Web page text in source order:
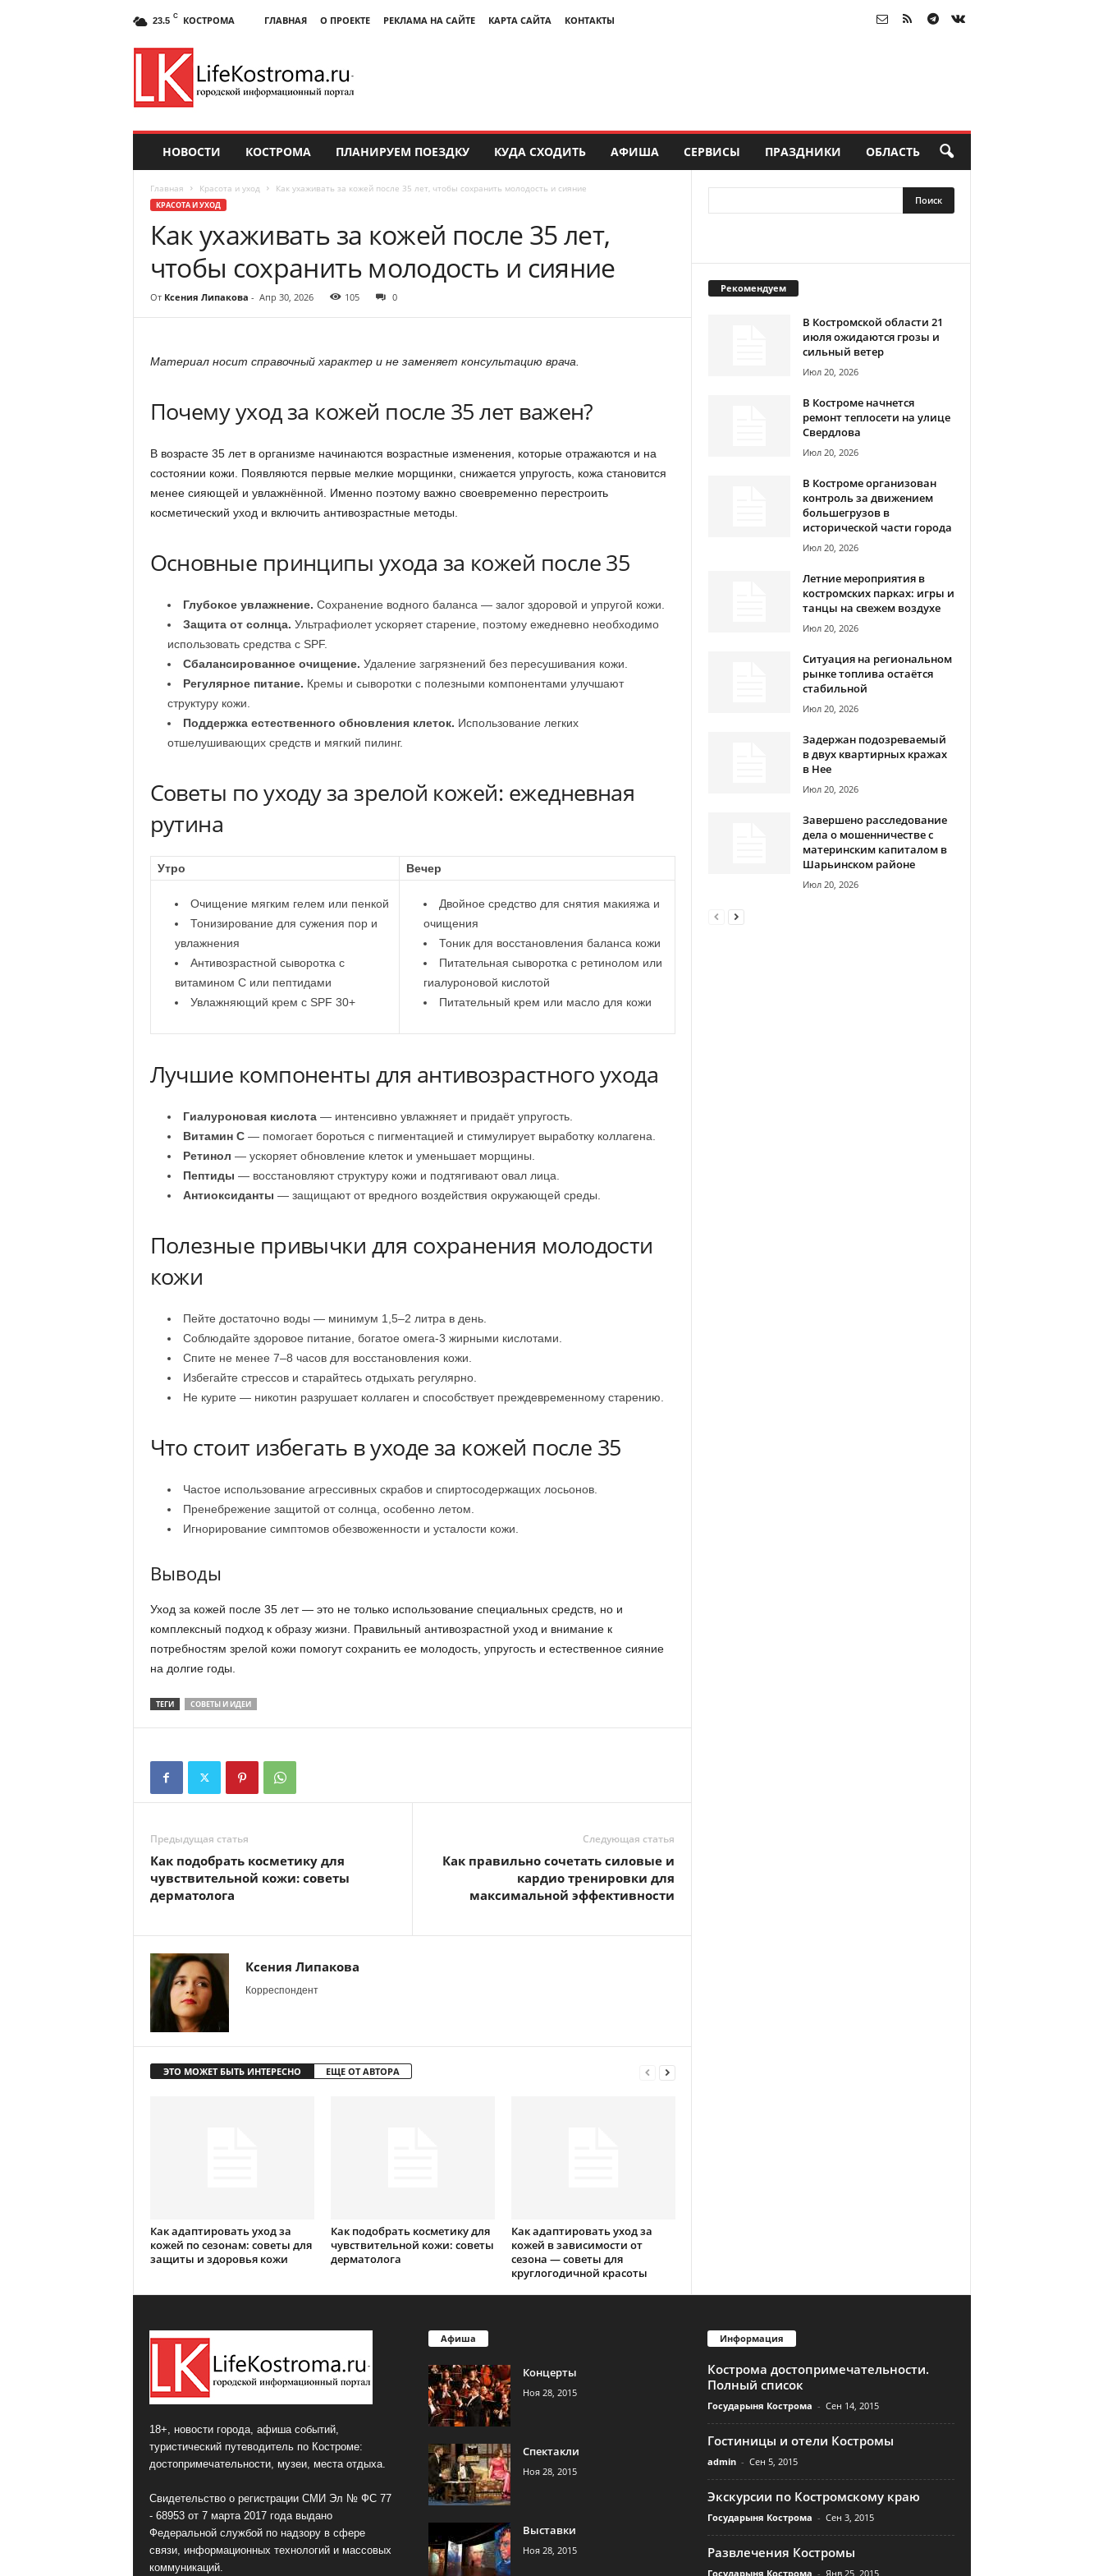
23.5 C КОСТРОМА ГЛАВНАЯ О ПРОЕКТЕ РЕКЛАМА НА САЙТЕ КАРТА САЙТА КОНТАКТЫ
НОВОСТИ КОСТРОМА ПЛАНИРУЕМ ПОЕЗДКУ КУДА СХОДИТЬ АФИША СЕРВИСЫ ПРАЗДНИКИ ОБЛАСТЬ
Главная Красота и уход Как ухаживать за кожей после 35 лет, чтобы сохранить молодость и сияние
КРАСОТА И УХОД
Как ухаживать за кожей после 35 лет,
чтобы сохранить молодость и сияние
От Ксения Липакова - Апр 30, 2026 105 0
Материал носит справочный характер и не заменяет консультацию врача.
Почему уход за кожей после 35 лет важен?
В возрасте 35 лет в организме начинаются возрастные изменения, которые отражаются и на
состоянии кожи. Появляются первые мелкие морщинки, снижается упругость, кожа становится
менее сияющей и увлажнённой. Именно поэтому важно своевременно перестроить
косметический уход и включить антивозрастные методы.
Основные принципы ухода за кожей после 35
Глубокое увлажнение. Сохранение водного баланса — залог здоровой и упругой кожи.
Защита от солнца. Ультрафиолет ускоряет старение, поэтому ежедневно необходимо
использовать средства с SPF.
Сбалансированное очищение. Удаление загрязнений без пересушивания кожи.
Регулярное питание. Кремы и сыворотки с полезными компонентами улучшают
структуру кожи.
Поддержка естественного обновления клеток. Использование легких
отшелушивающих средств и мягкий пилинг.
Советы по уходу за зрелой кожей: ежедневная
рутина
Утро Вечер
Очищение мягким гелем или пенкой
Тонизирование для сужения пор и
увлажнения
Антивозрастной сыворотка с
витамином C или пептидами
Увлажняющий крем с SPF 30+
Двойное средство для снятия макияжа и
очищения
Тоник для восстановления баланса кожи
Питательная сыворотка с ретинолом или
гиалуроновой кислотой
Питательный крем или масло для кожи
Лучшие компоненты для антивозрастного ухода
Гиалуроновая кислота— интенсивно увлажняет и придаёт упругость.
Витамин C— помогает бороться с пигментацией и стимулирует выработку коллагена.
Ретинол — ускоряет обновление клеток и уменьшает морщины.
Пептиды — восстановляют структуру кожи и подтягивают овал лица.
Антиоксиданты — защищают от вредного воздействия окружающей среды.
Полезные привычки для сохранения молодости
кожи
Пейте достаточно воды — минимум 1,5–2 литра в день.
Соблюдайте здоровое питание, богатое омега-3 жирными кислотами.
Спите не менее 7–8 часов для восстановления кожи.
Избегайте стрессов и старайтесь отдыхать регулярно.
Не курите — никотин разрушает коллаген и способствует преждевременному старению.
Что стоит избегать в уходе за кожей после 35
Частое использование агрессивных скрабов и спиртосодержащих лосьонов.
Пренебрежение защитой от солнца, особенно летом.
Игнорирование симптомов обезвоженности и усталости кожи.
Выводы
Уход за кожей после 35 лет — это не только использование специальных средств, но и
комплексный подход к образу жизни. Правильный антивозрастной уход и внимание к
потребностям зрелой кожи помогут сохранить ее молодость, упругость и естественное сияние
на долгие годы.
ТЕГИ СОВЕТЫ И ИДЕИ
Предыдущая статья
Как подобрать косметику для
чувствительной кожи: советы
дерматолога
Следующая статья
Как правильно сочетать силовые и
кардио тренировки для
максимальной эффективности
Ксения Липакова
Корреспондент
ЭТО МОЖЕТ БЫТЬ ИНТЕРЕСНО ЕЩЕ ОТ АВТОРА
Как адаптировать уход за
кожей по сезонам: советы для
защиты и здоровья кожи
Как подобрать косметику для
чувствительной кожи: советы
дерматолога
Как адаптировать уход за
кожей в зависимости от
сезона — советы для
круглогодичной красоты
Рекомендуем
В Костромской области 21
июля ожидаются грозы и
сильный ветер
Июл 20, 2026
В Костроме начнется
ремонт теплосети на улице
Свердлова
Июл 20, 2026
В Костроме организован
контроль за движением
большегрузов в
исторической части города
Июл 20, 2026
Летние мероприятия в
костромских парках: игры и
танцы на свежем воздухе
Июл 20, 2026
Ситуация на региональном
рынке топлива остаётся
стабильной
Июл 20, 2026
Задержан подозреваемый
в двух квартирных кражах
в Нее
Июл 20, 2026
Завершено расследование
дела о мошенничестве с
материнским капиталом в
Шарьинском районе
Июл 20, 2026
18+, новости города, афиша событий,
туристический путеводитель по Костроме:
достопримечательности, музеи, места отдыха.
Свидетельство о регистрации СМИ Эл № ФС 77
- 68953 от 7 марта 2017 года выдано
Федеральной службой по надзору в сфере
связи, информационных технологий и массовых
коммуникаций.
Афиша
Концерты
Ноя 28, 2015
Спектакли
Ноя 28, 2015
Выставки
Ноя 28, 2015
Информация
Кострома достопримечательности.
Полный список
Государыня Кострома - Сен 14, 2015
Гостиницы и отели Костромы
admin - Сен 5, 2015
Экскурсии по Костромскому краю
Государыня Кострома - Сен 3, 2015
Развлечения Костромы
Государыня Кострома - Янв 25, 2015